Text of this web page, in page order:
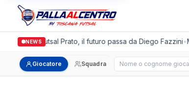
NEWS
Italgronda Futsal Prato, il futuro passa da Diego Fazzini•
Giocatore Squadra Cerca giocatore